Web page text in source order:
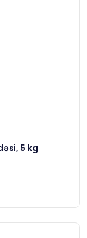
5 kg